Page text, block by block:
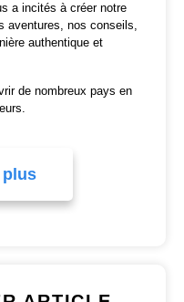
a incités à créer notre
aventures, nos conseils,
authentique et
de nombreux pays en
plus